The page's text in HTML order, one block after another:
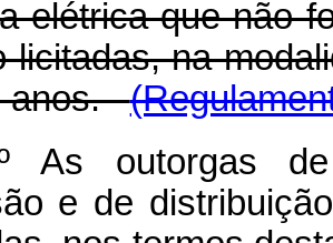
elétrica que não
licitadas, na
anos.
As outorgas
e de